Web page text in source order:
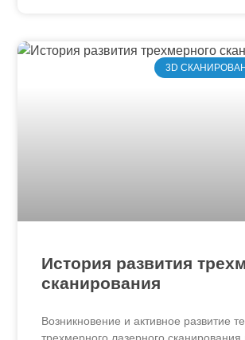
3D
История развития
сканирования
Возникновение и активное развитие
трехмерного лазерного